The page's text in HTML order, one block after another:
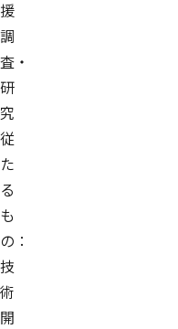
援
調
査・
研
究
従
た
る
も
の：
技
術
開